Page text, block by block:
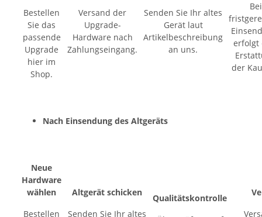
Bestellen
Sie das
passende
Upgrade
hier im
Shop.
Versand der
Upgrade-
Hardware nach
Zahlungseingang.
Senden Sie Ihr altes
Gerät laut
Artikelbeschreibung
an uns.
Bei
erfolgt
der
Nach Einsendung des Altgeräts
Neue
Hardware
wählen
Bestellen
Altgerät schicken
Senden Sie Ihr altes
Qualitätskontrolle